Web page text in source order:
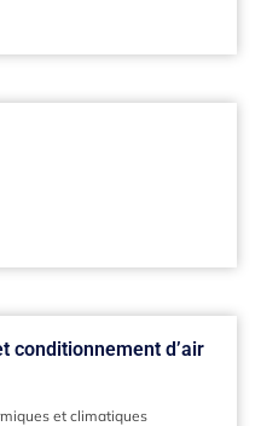
conditionnement d’air
et climatiques